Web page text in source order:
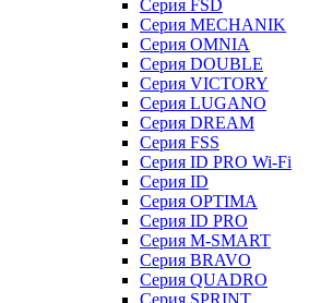
Серия FSD
Серия MECHANIK
Серия OMNIA
Серия DOUBLE
Серия VICTORY
Серия LUGANO
Серия DREAM
Серия FSS
Серия ID PRO Wi-Fi
Серия ID
Серия OPTIMA
Серия ID PRO
Серия M-SMART
Серия BRAVO
Серия QUADRO
Серия SPRINT